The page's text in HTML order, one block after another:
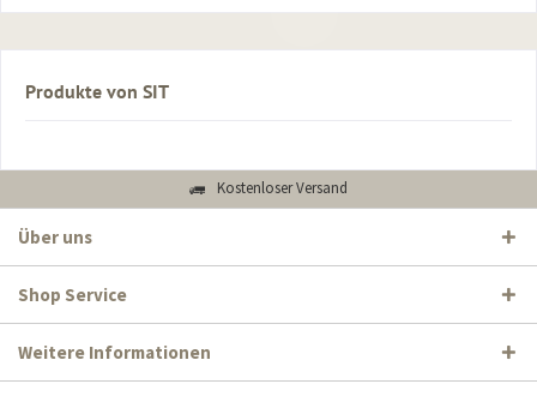
Produkte von SIT
Kostenloser Versand
Über uns
Shop Service
Weitere Informationen